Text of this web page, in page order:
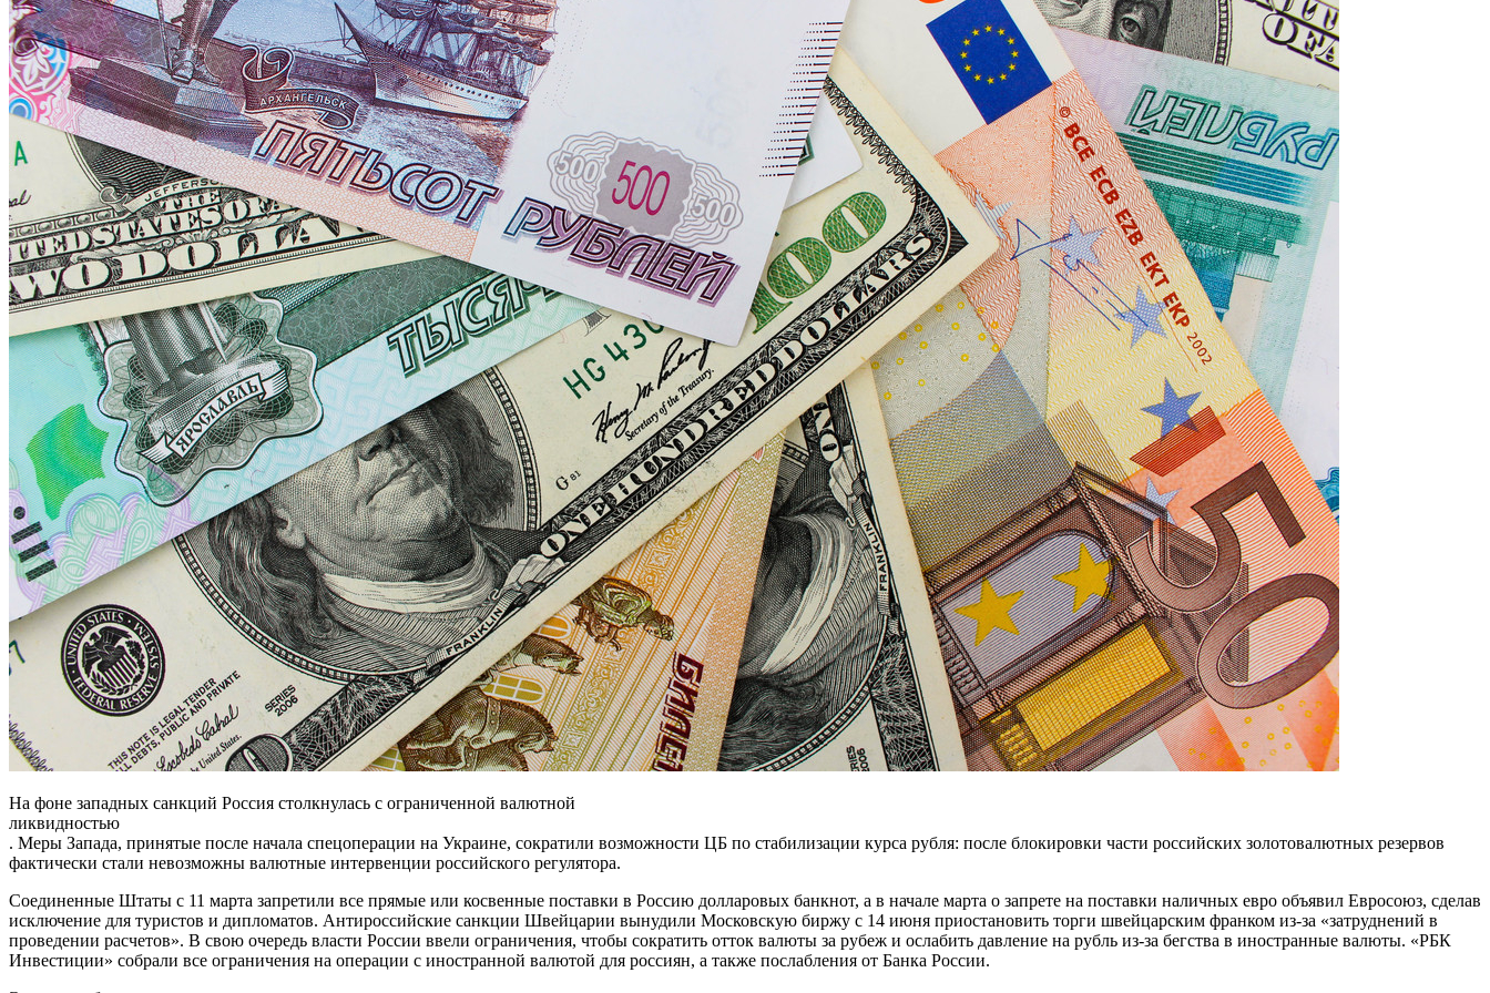
На фоне западных санкций Россия столкнулась с ограниченной валютной
ликвидностью
. Меры Запада, принятые после начала спецоперации на Украине, сократили возможности ЦБ по стабилизации курса рубля: после блокировки части российских золотовалютных резервов
фактически стали невозможны валютные интервенции российского регулятора.
Соединенные Штаты с 11 марта запретили все прямые или косвенные поставки в Россию долларовых банкнот, а в начале марта о запрете на поставки наличных евро объявил Евросоюз, сделав
исключение для туристов и дипломатов. Антироссийские санкции Швейцарии вынудили Московскую биржу с 14 июня приостановить торги швейцарским франком из-за «затруднений в
проведении расчетов». В свою очередь власти России ввели ограничения, чтобы сократить отток валюты за рубеж и ослабить давление на рубль из-за бегства в иностранные валюты. «РБК
Инвестиции» собрали все ограничения на операции с иностранной валютой для россиян, а также послабления от Банка России.